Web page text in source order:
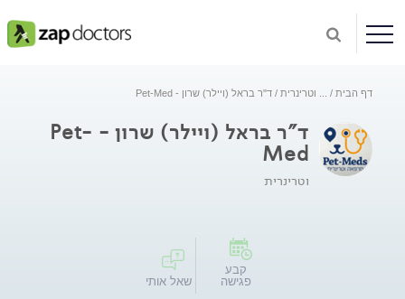
דף הבית וטרינרית ד"ר בראל (ויילר) שרון - Pet-Med
ד"ר בראל (ויילר) שרון - Pet-
Med
וטרינרית
קבע
פגישה
שאל אותי